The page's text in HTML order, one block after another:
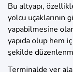
Bu altyapı,
yolcu uçaklarının
yapabilmesine
yapıda olup hem
şekilde
Terminalde yer